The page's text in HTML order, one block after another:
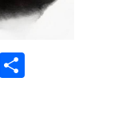
Twitter